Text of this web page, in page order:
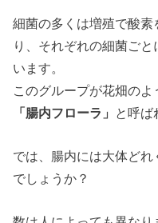
細菌の多くは増殖で酸
り、それぞれの細菌ご
います。
このグループが花畑のよ
「腸内フローラ」
と呼ば
では、腸内には大体ど
でしょうか？